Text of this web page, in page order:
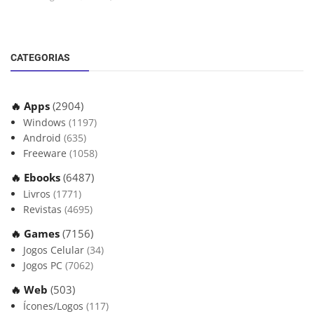
CATEGORIAS
🔥 Apps (2904)
Windows (1197)
Android (635)
Freeware (1058)
🔥 Ebooks (6487)
Livros (1771)
Revistas (4695)
🔥 Games (7156)
Jogos Celular (34)
Jogos PC (7062)
🔥 Web (503)
Ícones/Logos (117)